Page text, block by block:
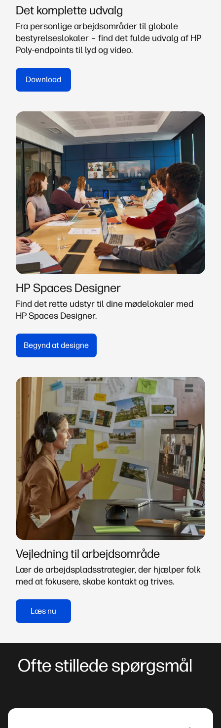
Det komplette udvalg
Fra personlige arbejdsområder til globale
bestyrelseslokaler – find det fulde udvalg af HP
Poly-endpoints til lyd og video.
Download
HP Spaces Designer
Find det rette udstyr til dine mødelokaler med
HP Spaces Designer.
Begynd at designe
Vejledning til arbejdsområde
Lær de arbejdspladsstrategier, der hjælper folk
med at fokusere, skabe kontakt og trives.
Læs nu
Ofte stillede spørgsmål